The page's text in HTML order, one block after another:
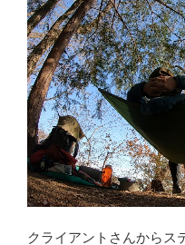
クライアントさんからス